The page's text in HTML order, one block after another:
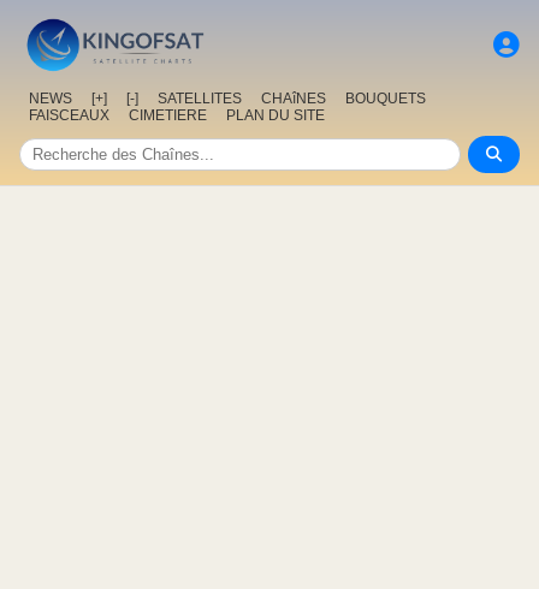
NEWS [+] [-] SATELLITES CHAîNES
BOUQUETS
FAISCEAUX
CIMETIERE PLAN DU SITE